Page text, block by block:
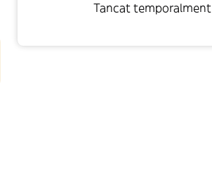
Tancat temporalment